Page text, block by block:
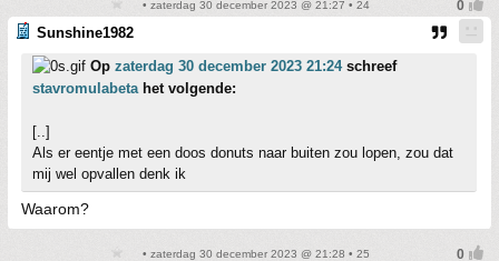
• zaterdag 30 december 2023 @ 21:27 • 24
Sunshine1982
Op zaterdag 30 december 2023 21:24schreef
stavromulabetahet volgende:
[..]
Als er eentje met een doos donuts naar buiten zou lopen, zou dat
mij wel opvallen denk ik
Waarom?
• zaterdag 30 december 2023 @ 21:28 • 25